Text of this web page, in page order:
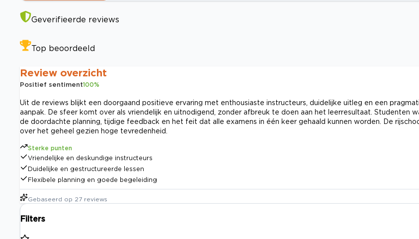
Geverifieerde reviews
Top beoordeeld
Review overzicht
Positief sentiment100%
Uit de reviews blijkt een doorgaand positieve ervaring met enthousiaste instructeurs, duidelijke uitleg en een
aanpak. De sfeer komt over als vriendelijk en uitnodigend, zonder afbreuk te doen aan het leerresultaat. Studenten
de doordachte planning, tijdige feedback en het feit dat alle examens in één keer gehaald kunnen worden. De
over het geheel gezien hoge tevredenheid.
Sterke punten
Vriendelijke en deskundige instructeurs
Duidelijke en gestructureerde lessen
Flexibele planning en goede begeleiding
Gebaseerd op 27 reviews
Filters